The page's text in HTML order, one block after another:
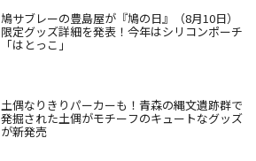
鳩サブレーの豊島屋が『鳩の日』（8月10日）
限定グッズ詳細を発表！今年はシリコンポーチ
「はとっこ」
土偶なりきりパーカーも！青森の縄文遺跡群で
発掘された土偶がモチーフのキュートなグッズ
が新発売